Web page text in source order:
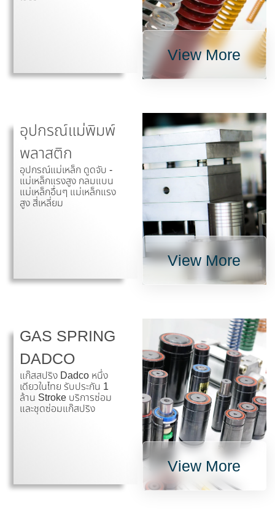
View More
อุปกรณ์แม่พิมพ์
พลาสติก
อุปกรณ์แม่เหล็ก ดูดจับ -
แม่เหล็กแรงสูง กลมแบน
แม่เหล็กอื่นๆ แม่เหล็กแรง
สูง สี่เหลี่ยม
View More
GAS SPRING
DADCO
แก๊สสปริง Dadco หนึ่ง
เดียวในไทย รับประกัน 1
ล้าน Stroke บริการซ่อม
และชุดซ่อมแก๊สปริง
View More